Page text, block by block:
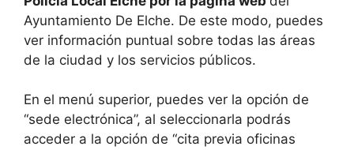
Ayuntamiento De Elche. De este modo, puedes
ver información puntual sobre todas las áreas
de la ciudad y los servicios públicos.
En el menú superior, puedes ver la opción de
“sede electrónica”, al seleccionarla podrás
acceder a la opción de “cita previa oficinas